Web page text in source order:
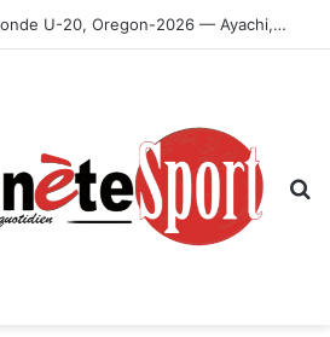
Championnats du monde U-20, Oregon-2026 — Ayachi, Dissa, Touahria et Ghezali en finale